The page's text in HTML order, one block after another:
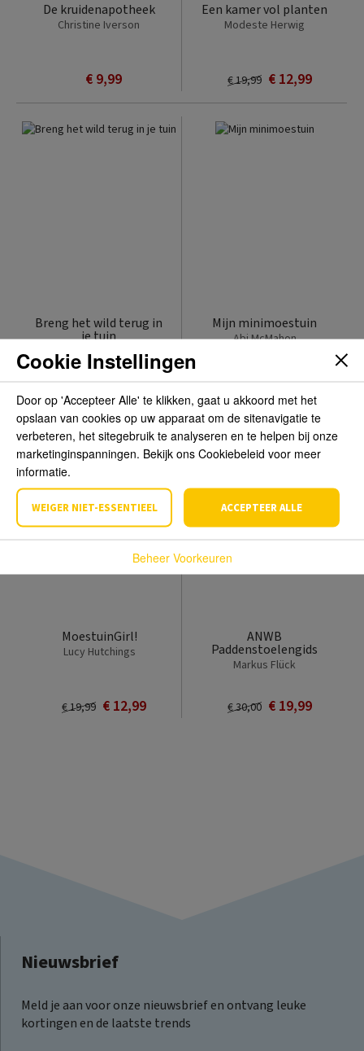
De kruidenapotheek
Christine Iverson
€ 9,99
Een kamer vol planten
Modeste Herwig
€ 12,99
€ 19,99
Breng het wild terug in
je tuin
Annie Burdick
€ 8,99
Mijn minimoestuin
Abi McMahon
€ 7,99
MoestuinGirl!
Lucy Hutchings
€ 12,99
€ 19,99
ANWB
Paddenstoelengids
Markus Flück
€ 19,99
€ 30,00
Nieuwsbrief
Meld je aan voor onze nieuwsbrief en ontvang leuke
kortingen en de laatste trends
Cookie Instellingen
Door op 'Accepteer Alle' te klikken, gaat u akkoord met het
opslaan van cookies op uw apparaat om de sitenavigatie te
verbeteren, het sitegebruik te analyseren en te helpen bij onze
marketinginspanningen. Bekijk ons Cookiebeleid voor meer
informatie.
WEIGER NIET-ESSENTIEEL ACCEPTEER ALLE
Beheer Voorkeuren